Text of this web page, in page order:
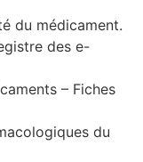
du médicament.
des e-
– Fiches
du